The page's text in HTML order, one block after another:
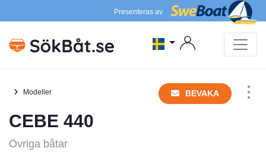
Presenteras av
Modeller BEVAKA
CEBE 440
Övriga båtar